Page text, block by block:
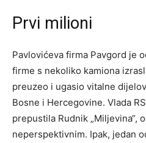
Prvi milioni
Pavlovićeva firma Pavgord je
firme s nekoliko kamiona
preuzeo i ugasio vitalne
Bosne i Hercegovine. Vlada
prepustila Rudnik „Miljevina“,
neperspektivnim. Ipak, jedan